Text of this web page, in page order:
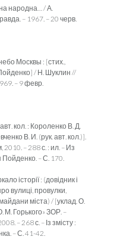
народна… / А.
– 1967. – 20 черв.
Москвы : [стих.,
/ Н. Шуклин //
– 9 февр.
кол. : Короленко В. Д.
В. И. (рук. авт. кол.)].
– 288 с. : ил. – Из
– С. 170.
історії : (довідник і
вулиці, провулки,
міста) / [уклад. О.
М. Горького» ЗОР. –
– 268 с. – Із змісту :
– С. 41-42.